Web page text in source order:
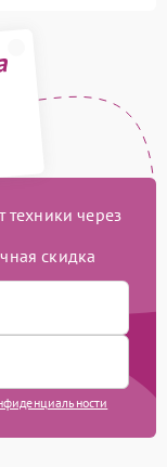
через
скидка